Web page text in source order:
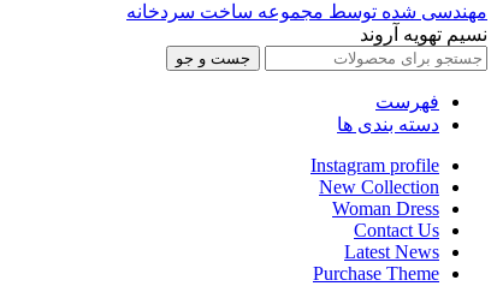
مهندسی شده توسط مجموعه ساخت سردخانه
نسیم تهویه آروند
جست و جو
فهرست
دسته بندی ها
Instagram profile
New Collection
Woman Dress
Contact Us
Latest News
Purchase Theme